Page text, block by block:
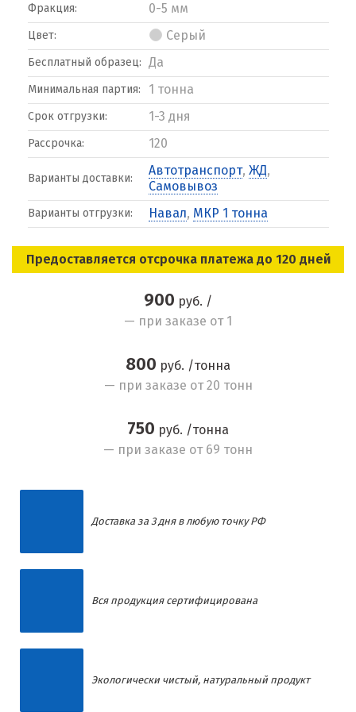
Фракция: 0-5 мм
Цвет: Серый
Бесплатный образец: Да
Минимальная партия: 1 тонна
Срок отгрузки: 1-3 дня
Рассрочка: 120
Варианты доставки:
Автотранспорт, ЖД,
Самовывоз
Варианты отгрузки: Навал, МКР 1 тонна
Предоставляется отсрочка платежа до 120 дней
900 руб. /
— при заказе от 1
800 руб. /тонна
— при заказе от 20 тонн
750 руб. /тонна
— при заказе от 69 тонн
Доставка за 3 дня в любую точку РФ
Вся продукция сертифицирована
Экологически чистый, натуральный продукт